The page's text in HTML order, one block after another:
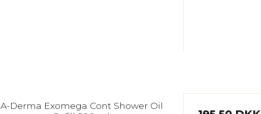
A-Derma Exomega Cont Shower Oil